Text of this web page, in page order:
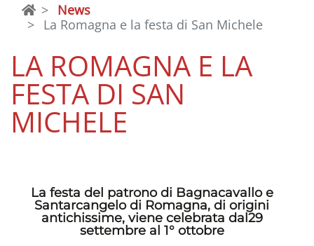
News
La Romagna e la festa di San Michele
LA ROMAGNA E LA
FESTA DI SAN
MICHELE
La festa del patrono di Bagnacavallo e
Santarcangelo di Romagna, di origini
antichissime, viene celebrata dal29
settembre al 1° ottobre